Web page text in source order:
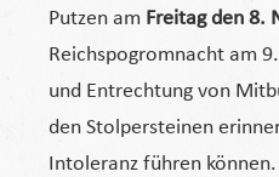
Putzen am Freitag den 8.
Reichspogromnacht am
und Entrechtung von
den Stolpersteinen
Intoleranz führen